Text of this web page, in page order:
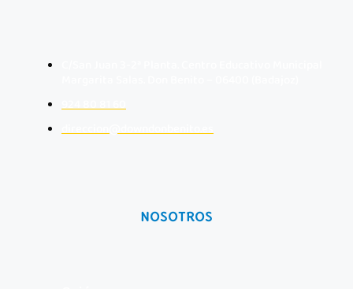
924 80 81 60
direccion@downdonbenito.es
NOSOTROS